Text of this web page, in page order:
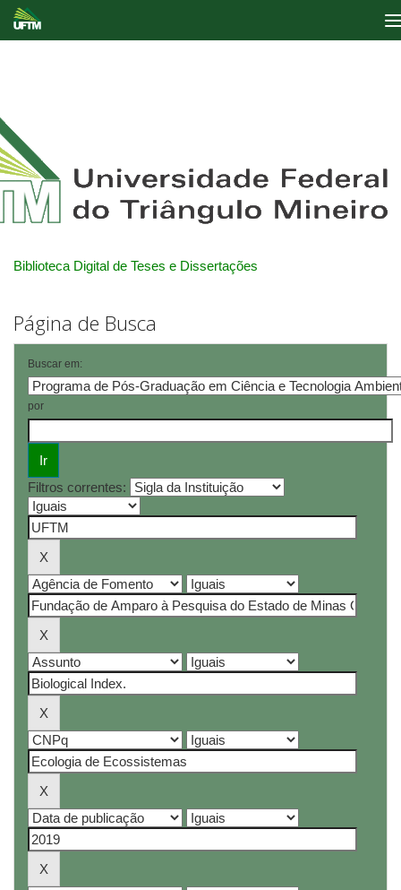
Biblioteca Digital de Teses e Dissertações
Página de Busca
Buscar em:
por
Filtros correntes: